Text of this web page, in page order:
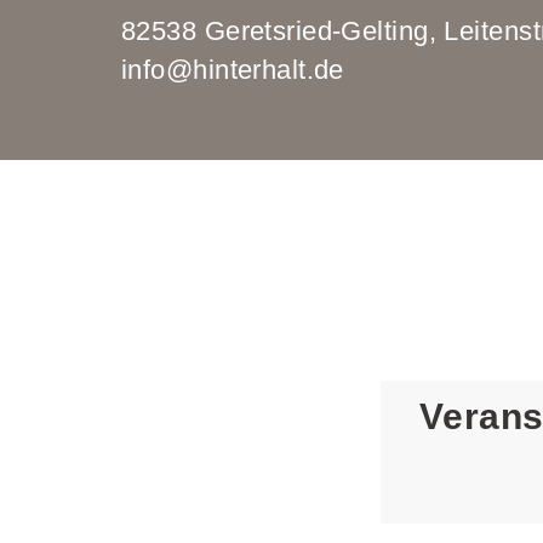
82538 Geretsried-Gelting,
info@hinterhalt.de